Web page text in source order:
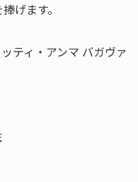
げます。
ティ・アンマ バガヴァ